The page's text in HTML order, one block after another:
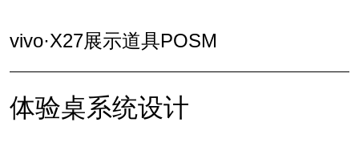
首页
vivo·X27展示道具POSM
体验桌系统设计